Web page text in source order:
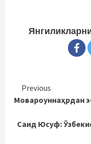
Continue
Reading
Previous
Мовароуннаҳрдан
Саид Юсуф: